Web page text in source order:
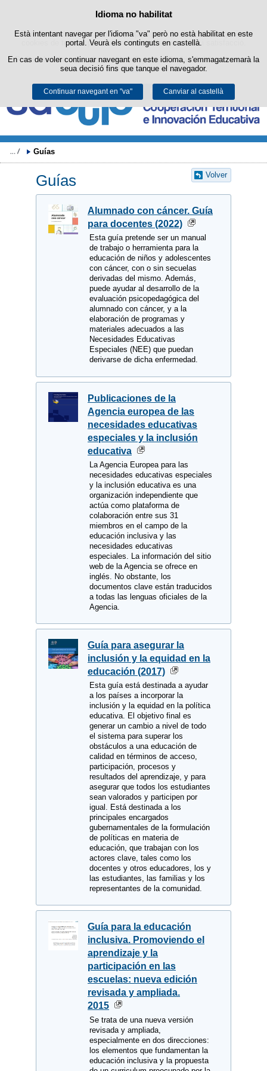
Política de cookies
Este lloc web utilitza cookies pròpies per a facilitar la navegació i
cookies de tercers per a obtindre estadístiques d'ús i satisfacció.
Podeu obtindre més informació en l'apartat "Cookies" del nostreavís
legal.
Acceptar Rebutjar
Idioma no habilitat
Està intentant navegar per l'idioma "va" però no està habilitat en este
portal. Veurà els continguts en castellà.
En cas de voler continuar navegant en este idioma, s'emmagatzemarà la
seua decisió fins que tanque el navegador.
Continuar navegant en "va" Canviar al castellà
Passar al contingut
Guías
Volver
Guías
Alumnado con cáncer. Guía
para docentes (2022)
Esta guía pretende ser un manual
de trabajo o herramienta para la
educación de niños y adolescentes
con cáncer, con o sin secuelas
derivadas del mismo. Además,
puede ayudar al desarrollo de la
evaluación psicopedagógica del
alumnado con cáncer, y a la
elaboración de programas y
materiales adecuados a las
Necesidades Educativas
Especiales (NEE) que puedan
derivarse de dicha enfermedad.
Publicaciones de la
Agencia europea de las
necesidades educativas
especiales y la inclusión
educativa
La Agencia Europea para las
necesidades educativas especiales
y la inclusión educativa es una
organización independiente que
actúa como plataforma de
colaboración entre sus 31
miembros en el campo de la
educación inclusiva y las
necesidades educativas
especiales. La información del sitio
web de la Agencia se ofrece en
inglés. No obstante, los
documentos clave están traducidos
a todas las lenguas oficiales de la
Agencia.
Guía para asegurar la
inclusión y la equidad en la
educación (2017)
Esta guía está destinada a ayudar
a los países a incorporar la
inclusión y la equidad en la política
educativa. El objetivo final es
generar un cambio a nivel de todo
el sistema para superar los
obstáculos a una educación de
calidad en términos de acceso,
participación, procesos y
resultados del aprendizaje, y para
asegurar que todos los estudiantes
sean valorados y participen por
igual. Está destinada a los
principales encargados
gubernamentales de la formulación
de políticas en materia de
educación, que trabajan con los
actores clave, tales como los
docentes y otros educadores, los y
las estudiantes, las familias y los
representantes de la comunidad.
Guía para la educación
inclusiva. Promoviendo el
aprendizaje y la
participación en las
escuelas: nueva edición
revisada y ampliada.
2015
Se trata de una nueva versión
revisada y ampliada,
especialmente en dos direcciones:
los elementos que fundamentan la
educación inclusiva y la propuesta